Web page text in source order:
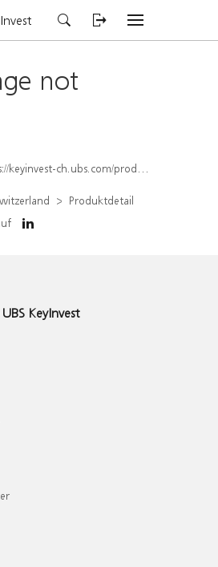
not
ch.ubs.com/produkt/detail/index/isin/CH1574369356
Produktdetail
KeyInvest